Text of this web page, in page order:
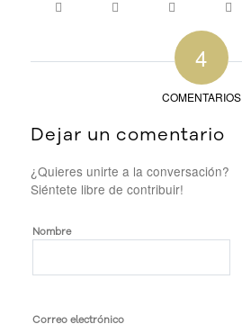
4
COMENTARIOS
Dejar un comentario
¿Quieres unirte a la conversación?
Siéntete libre de contribuir!
Nombre
Correo electrónico